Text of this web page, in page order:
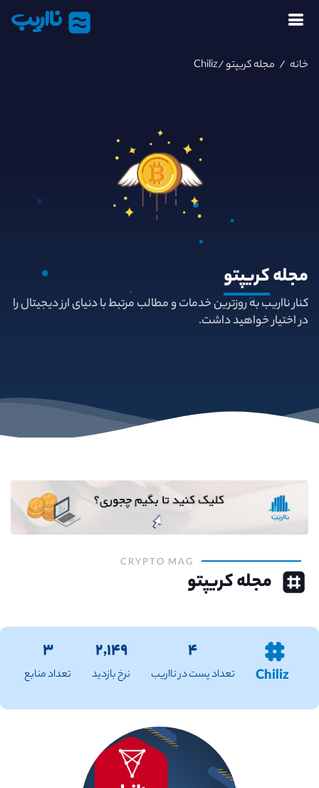
نااریب
خانه / مجله کریپتو/Chiliz
مجلهکریپتو
کنار نااریب به روزترین خدمات و مطالب مرتبط با دنیای ارز دیجیتال را
در اختیار خواهید داشت.
CRYPTO MAG
مجله کریپتو
Chiliz
۴
تعداد پست در نااریب
۲,۱۴۹
نرخ بازدید
۳
تعداد منابع